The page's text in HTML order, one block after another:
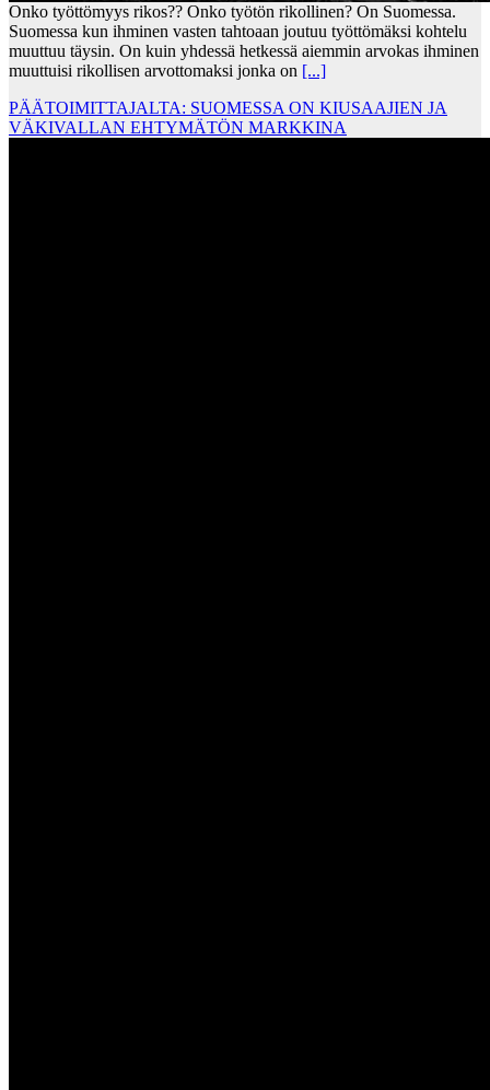
Onko työttömyys rikos?? Onko työtön rikollinen? On Suomessa.
Suomessa kun ihminen vasten tahtoaan joutuu työttömäksi kohtelu
muuttuu täysin. On kuin yhdessä hetkessä aiemmin arvokas ihminen
muuttuisi rikollisen arvottomaksi jonka on [...]
PÄÄTOIMITTAJALTA: SUOMESSA ON KIUSAAJIEN JA
VÄKIVALLAN EHTYMÄTÖN MARKKINA